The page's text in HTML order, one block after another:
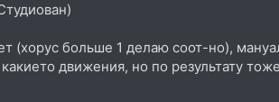
(хорус больше 1 делаю соот-но),
движения, но по результату